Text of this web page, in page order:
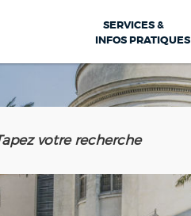
SERVICES &
INFOS PRATIQUES